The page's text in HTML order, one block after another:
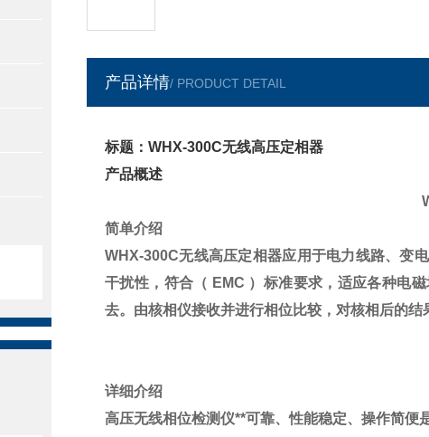
产品详情/ PRODUCT DETAIL
标题：WHX-300C无线高压定相器
产品概述
简单介绍
WHX-300C无线高压定相器应用于电力线路、变
干扰性，符合（ EMC ）标准要求，适应各种电
去。由核相仪接收并进行相位比较，对核相后的结
详细介绍
高压无线相位检测仪**可靠、性能稳定、操作简便